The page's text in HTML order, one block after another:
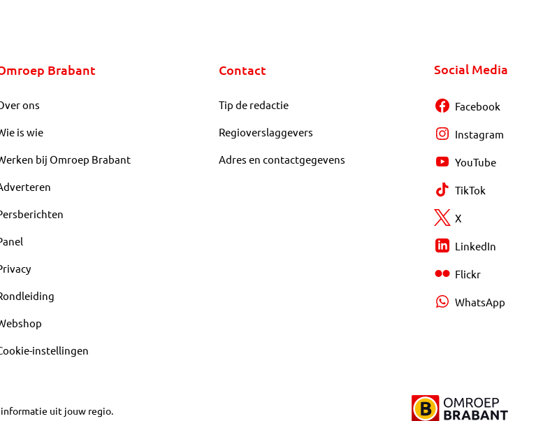
Brabant
ons
is wie
bij Omroep Brabant
instellingen
Contact
Tip de redactie
Regioverslaggevers
Adres en contactgegevens
Social Media
Facebook
Instagram
YouTube
TikTok
X
LinkedIn
Flickr
WhatsApp
uit jouw regio.